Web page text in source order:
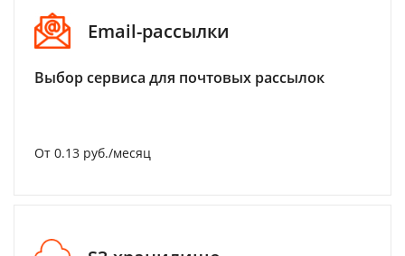
Email-рассылки
Выбор сервиса для почтовых рассылок
От 0.13 руб./месяц